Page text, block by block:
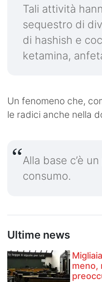
Tali attività
sequestro di
di hashish e
ketamina,
Un fenomeno che,
le radici anche nella
Alla base c’è
consumo.
Ultime news
meno,